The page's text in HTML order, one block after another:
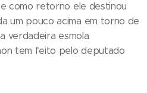
como retorno ele destinou
um pouco acima em torno de
verdadeira esmola
tem feito pelo deputado